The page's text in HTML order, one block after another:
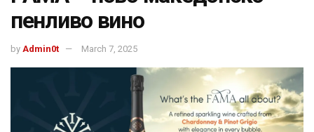
пенливо вино
by Admin0t March 7, 2025